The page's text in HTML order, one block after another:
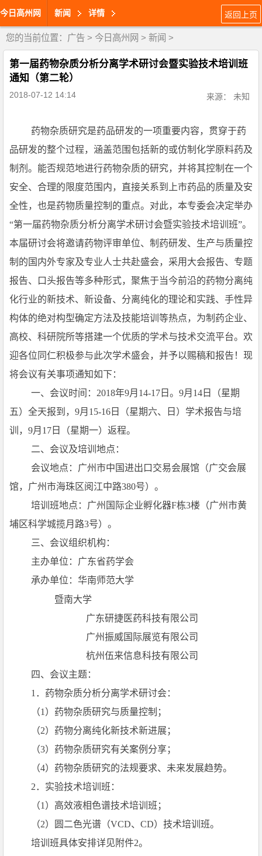
今日高州网 新闻 详情 返回上页
您的当前位置： 广告 > 今日高州网 > 新闻 >
第一届药物杂质分析分离学术研讨会暨实验技术培训班
通知（第二轮）
2018-07-12 14:14 来源： 未知
药物杂质研究是药品研发的一项重要内容，贯穿于药
品研发的整个过程，涵盖范围包括新的或仿制化学原料药及
制剂。能否规范地进行药物杂质的研究，并将其控制在一个
安全、合理的限度范围内，直接关系到上市药品的质量及安
全性，也是药物质量控制的重点。对此，本专委会决定举办
“第一届药物杂质分析分离学术研讨会暨实验技术培训班”。
本届研讨会将邀请药物评审单位、制药研发、生产与质量控
制的国内外专家及专业人士共赴盛会，采用大会报告、专题
报告、口头报告等多种形式，聚焦于当今前沿的药物分离纯
化行业的新技术、新设备、分离纯化的理论和实践、手性异
构体的绝对构型确定方法及技能培训等热点，为制药企业、
高校、科研院所等搭建一个优质的学术与技术交流平台。欢
迎各位同仁积极参与此次学术盛会，并予以赐稿和报告！现
将会议有关事项通知如下：
一、会议时间：2018年9月14-17日。9月14日（星期
五）全天报到，9月15-16日（星期六、日）学术报告与培
训，9月17日（星期一）返程。
二、会议及培训地点：
会议地点：广州市中国进出口交易会展馆（广交会展
馆， 广州市海珠区阅江中路380号）。
培训班地点：广州国际企业孵化器F栋3楼（广州市黄
埔区科学城揽月路3号）。
三、会议组织机构：
主办单位：广东省药学会
承办单位：华南师范大学
暨南大学
广东研捷医药科技有限公司
广州振威国际展览有限公司
杭州伍来信息科技有限公司
四、会议主题：
1 ． 药物杂质分析分离学术研讨会：
（1）药物杂质研究与质量控制；
（2）药物分离纯化新技术新进展；
（3）药物杂质研究有关案例分享；
（4）药物杂质研究的法规要求、未来发展趋势。
2．实验技术培训班：
（1）高效液相色谱技术培训班；
（2）圆 二色光谱（VCD、CD）技术培训班。
培训班具体安排详见附件2。